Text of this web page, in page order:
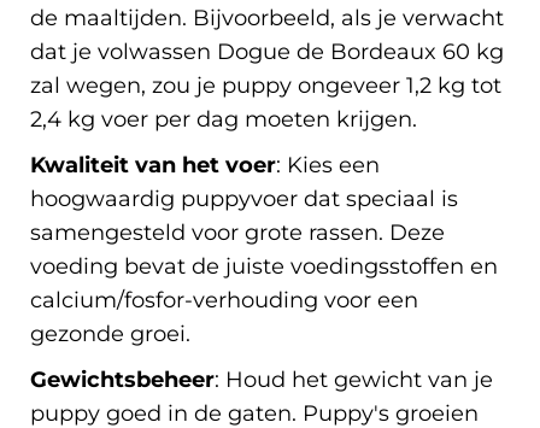
de maaltijden. Bijvoorbeeld, als je verwacht
dat je volwassen Dogue de Bordeaux 60 kg
zal wegen, zou je puppy ongeveer 1,2 kg tot
2,4 kg voer per dag moeten krijgen.
Kwaliteit van het voer: Kies een
hoogwaardig puppyvoer dat speciaal is
samengesteld voor grote rassen. Deze
voeding bevat de juiste voedingsstoffen en
calcium/fosfor-verhouding voor een
gezonde groei.
Gewichtsbeheer: Houd het gewicht van je
puppy goed in de gaten. Puppy's groeien